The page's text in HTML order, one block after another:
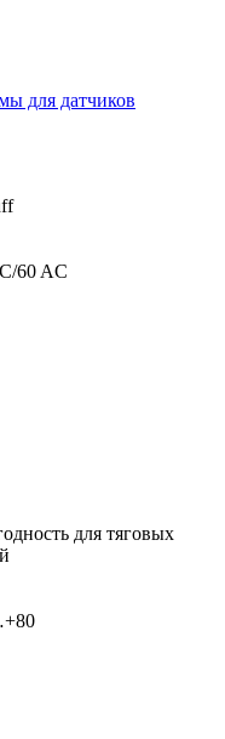
для датчиков
60 AC
для тяговых